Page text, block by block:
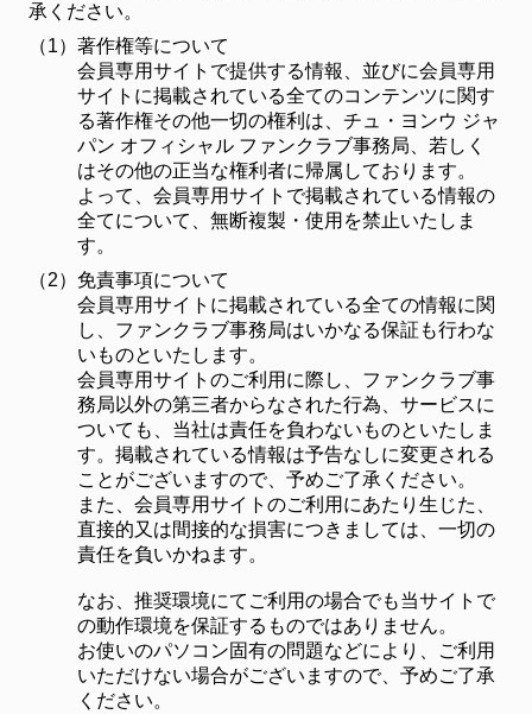
承ください。
（1） 著作権等について
会員専用サイトで提供する情報、並びに会員専用
サイトに掲載されている全てのコンテンツに関す
る著作権その他一切の権利は、チュ・ヨンウ ジャ
パン オフィシャル ファンクラブ事務局、若しく
はその他の正当な権利者に帰属しております。
よって、会員専用サイトで掲載されている情報の
全てについて、無断複製・使用を禁止いたしま
す。
（2） 免責事項について
会員専用サイトに掲載されている全ての情報に関
し、ファンクラブ事務局はいかなる保証も行わな
いものといたします。
会員専用サイトのご利用に際し、ファンクラブ事
務局以外の第三者からなされた行為、サービスに
ついても、当社は責任を負わないものといたしま
す。掲載されている情報は予告なしに変更される
ことがございますので、予めご了承ください。
また、会員専用サイトのご利用にあたり生じた、
直接的又は間接的な損害につきましては、一切の
責任を負いかねます。
なお、推奨環境にてご利用の場合でも当サイトで
の動作環境を保証するものではありません。
お使いのパソコン固有の問題などにより、ご利用
いただけない場合がございますので、予めご了承
ください。